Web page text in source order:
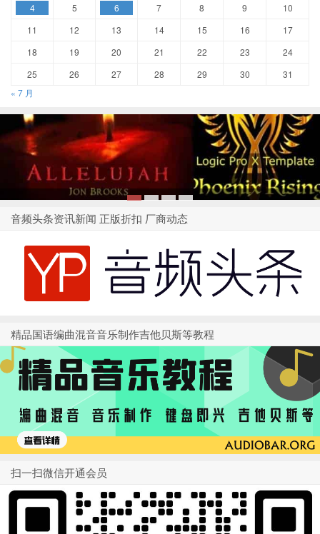
4
5 6 7 8 9
10
11
12 13 14 15 16
17
18
19 20 21 22 23
24
25
26 27 28 29 30
31
« 7 月
1 2 3 4
音频头条资讯新闻 正版折扣 厂商动态
精品国语编曲混音音乐制作吉他贝斯等教程
扫一扫微信开通会员